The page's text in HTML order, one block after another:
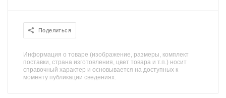
Поделиться
Информация о товаре (изображение, размеры, комплект
поставки, страна изготовления, цвет товара и т.п.) носит
справочный характер и основывается на доступных к
моменту публикации сведениях.